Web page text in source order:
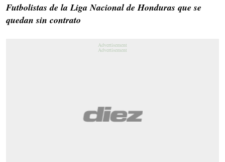
Futbolistas de la Liga Nacional de Honduras que se
quedan sin contrato